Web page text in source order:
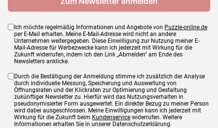
Ich möchte regelmäßig Informationen und Angebote von Puzzle-online.de
per E-Mail erhalten. Meine E-Mail-Adresse wird nicht an andere
Unternehmen weitergegeben. Diese Einwilligung zur Nutzung meiner E-
Mail-Adresse für Werbezwecke kann ich jederzeit mit Wirkung für die
Zukunft widerrufen, indem ich den Link „Abmelden" am Ende des
Newsletters anklicke.
Durch die Bestätigung der Anmeldung stimme ich zusätzlich der Analyse
durch individuelle Messung, Speicherung und Auswertung von
Öffnungsraten und der Klickraten zur Optimierung und Gestaltung
zukünftiger Newsletter zu. Hierfür wird das Nutzungsverhalten in
pseudonymisierter Form ausgewertet. Ein direkter Bezug zu meiner Person
wird dabei ausgeschlossen. Meine Einwilligungen kann ich jederzeit mit
Wirkung für die Zukunft beim Kundenservice widerrufen. Weitere
Informationen erhalten Sie in unserer Datenschutzerklärung.